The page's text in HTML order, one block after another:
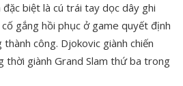
biệt là cú trái tay dọc dây ghi
gắng hồi phục ở game quyết định
công. Djokovic giành chiến
thời giành Grand Slam thứ ba trong